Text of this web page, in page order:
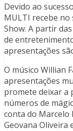
Devido ao
MULTI recebe no
Show. A partir
de
apresentações
O músico Willian
apresentações
promete deixar a
números de
conta do Marcelo
Geovana Oliveira